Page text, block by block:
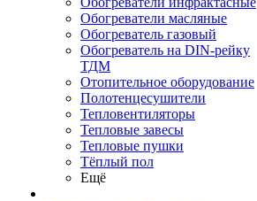
Обогреватели масляные
Обогреватель газовый
Обогреватель на DIN-рейку
ТДМ
Отопительное оборудование
Полотенцесушители
Тепловентиляторы
Тепловые завесы
Тепловые пушки
Тёплый пол
Ещё